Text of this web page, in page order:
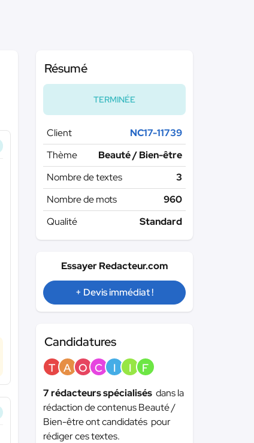
Résumé
TERMINÉE
Client
NC17-11739
Thème
Beauté / Bien-être
Nombre de textes
3
Nombre de mots
960
Qualité
Standard
Essayer Redacteur.com
+ Devis immédiat !
Candidatures
T A O C I I F
7 rédacteurs spécialisés dans la
rédaction de contenus Beauté /
Bien-être ont candidatés pour
rédiger ces textes.